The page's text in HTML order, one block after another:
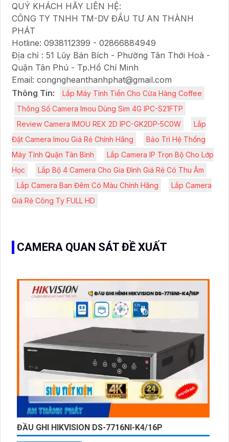
QUÝ KHÁCH HÃY LIÊN HỆ:
CÔNG TY TNHH TM-DV ĐẦU TƯ AN THÀNH
PHÁT
Hotline: 0938112399 - 02866884949
Địa chỉ : 51 Lũy Bán Bích - Phường Tân Thới Hoà -
Quận Tân Phú - Tp.Hồ Chí Minh
Email: congngheanthanhphat@gmail.com
Thông Tin:
Lắp Máy Tính Tiền Cho Cửa Hàng Coffee
Thông Số Camera Imou Dùng Sim 4G IPC-S21FTP
Review Camera IMOU REX 2D IPC-GK2DP-5C0W
Lắp
Đặt Camera Imou Giá Rẻ Chính Hãng
Bảo Trì Hệ Thống
Máy Tính Quận Tân Bình
Lắp Camera IP Trọn Bộ Cho Lớp
Học
Lắp Bộ 4 Camera Cho Gia Đình Giá Rẻ Có Thu Âm
Lắp Camera Ban Đêm Có Màu Chính Hãng
Lắp Camera
Giá Rẻ Công Ty FULL HD
CAMERA QUAN SÁT ĐỀ XUẤT
ĐẦU GHI HIKVISION DS-7716NI-K4/16P